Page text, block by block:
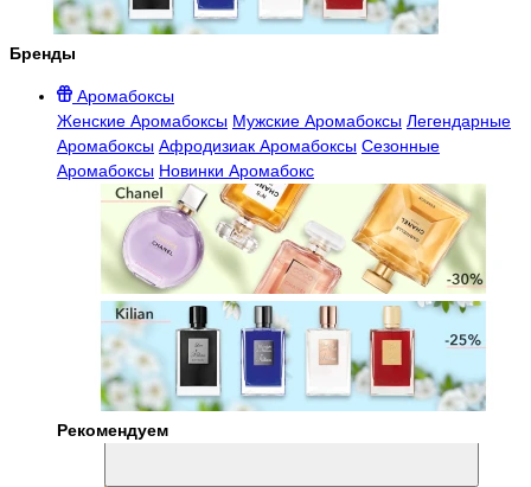
Бренды
Аромабоксы
Женские Аромабоксы Мужские Аромабоксы Легендарные
Аромабоксы Афродизиак Аромабоксы Сезонные
Аромабоксы Новинки Аромабокс
Рекомендуем